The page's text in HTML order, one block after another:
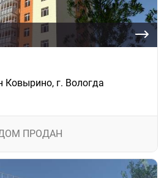
Ковырино, г. Вологда
ПРОДАН